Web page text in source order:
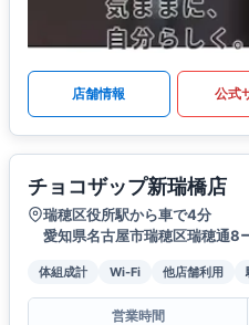
店舗情報 公式
チョコザップ新瑞橋店
瑞穂区役所駅から車で4分
愛知県名古屋市瑞穂区瑞穂通8
体組成計 Wi-Fi 他店舗利用
営業時間